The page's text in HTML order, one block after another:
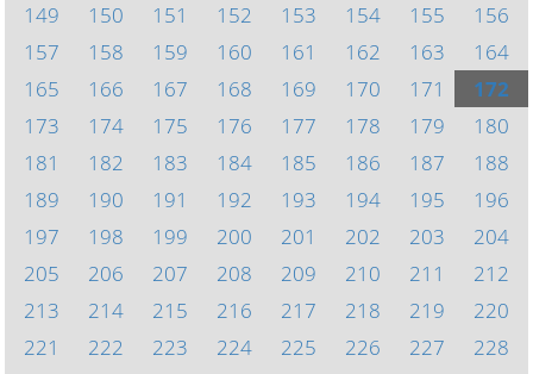
149
150 151 152 153 154 155
156
157
158 159 160 161 162 163
164
165
166 167 168 169 170 171
172
173
174 175 176 177 178 179
180
181
182 183 184 185 186 187
188
189
190 191 192 193 194 195
196
197
198 199 200 201 202 203
204
205
206 207 208 209 210 211
212
213
214 215 216 217 218 219
220
221
222 223 224 225 226 227
228